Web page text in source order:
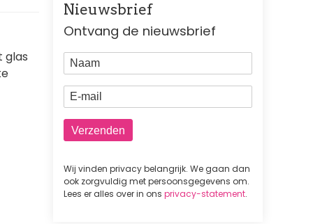
glas
Nieuwsbrief
Ontvang de nieuwsbrief
Naam
E-mail
Wij vinden privacy belangrijk. We gaan dan
ook zorgvuldig met persoonsgegevens om.
Lees er alles over in ons privacy-statement.